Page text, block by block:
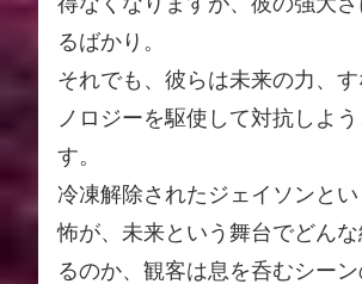
るばかり。
それでも、彼らは未来の力、
ノロジーを駆使して対抗しよ
す。
冷凍解除されたジェイソンと
怖が、未来という舞台でどんな
るのか、観客は息を呑むシー